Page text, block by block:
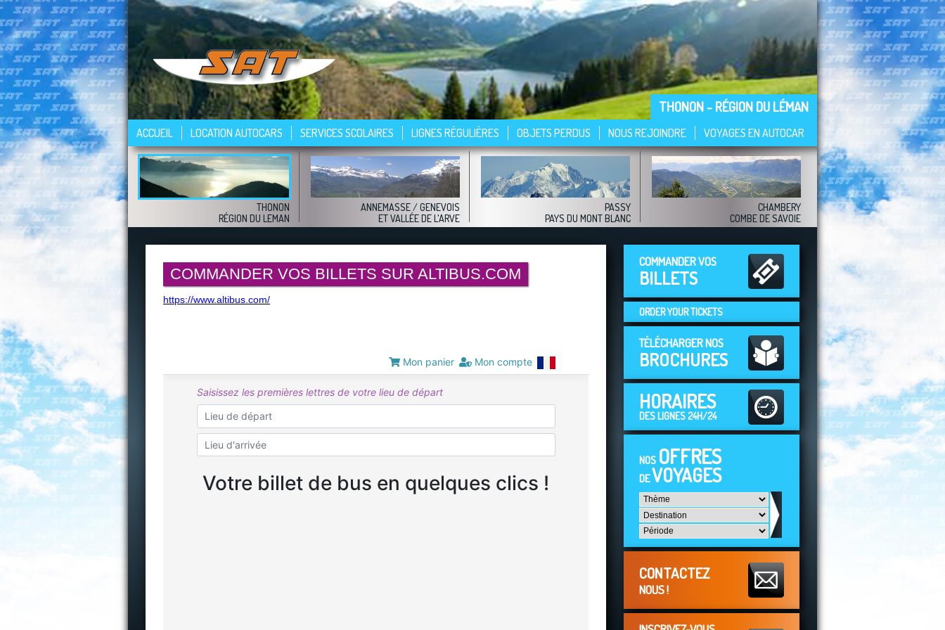
THONON - RÉGION DU LÉMAN
ACCUEIL LOCATION AUTOCARS SERVICES SCOLAIRES LIGNES RÉGULIÈRES OBJETS PERDUS NOUS REJOINDRE VOYAGES EN AUTOCAR
THONON
RÉGION DU LEMAN
ANNEMASSE/ GENEVOIS
ET VALLÉE DE L'ARVE
PASSY
PAYS DU MONT BLANC
CHAMBERY
COMBE DE SAVOIE
COMMANDER VOS BILLETS SUR ALTIBUS.COM
https://www.altibus.com/
COMMANDER VOS
BILLETS
ORDER YOUR TICKETS
TÉLÉCHARGER NOS
BROCHURES
HORAIRES
DES LIGNES 24H/24
NOS OFFRES
DEVOYAGES
CONTACTEZ
NOUS !